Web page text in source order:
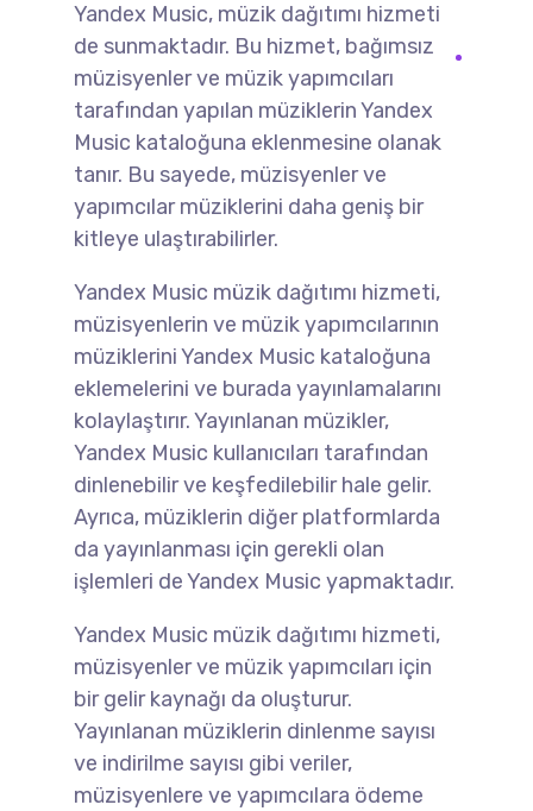
Yandex Music, müzik dağıtımı hizmeti
de sunmaktadır. Bu hizmet, bağımsız
müzisyenler ve müzik yapımcıları
tarafından yapılan müziklerin Yandex
Music kataloğuna eklenmesine olanak
tanır. Bu sayede, müzisyenler ve
yapımcılar müziklerini daha geniş bir
kitleye ulaştırabilirler.
Yandex Music müzik dağıtımı hizmeti,
müzisyenlerin ve müzik yapımcılarının
müziklerini Yandex Music kataloğuna
eklemelerini ve burada yayınlamalarını
kolaylaştırır. Yayınlanan müzikler,
Yandex Music kullanıcıları tarafından
dinlenebilir ve keşfedilebilir hale gelir.
Ayrıca, müziklerin diğer platformlarda
da yayınlanması için gerekli olan
işlemleri de Yandex Music yapmaktadır.
Yandex Music müzik dağıtımı hizmeti,
müzisyenler ve müzik yapımcıları için
bir gelir kaynağı da oluşturur.
Yayınlanan müziklerin dinlenme sayısı
ve indirilme sayısı gibi veriler,
müzisyenlere ve yapımcılara ödeme